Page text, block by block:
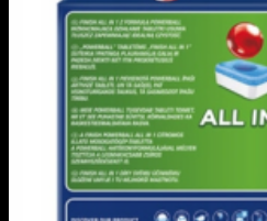
NỘI THẤT
PHỤ KIỆN TỦ BẾP – NỘI THẤT
THIẾT BỊ BẾP
THIẾT BỊ VỆ SINH
ĐỒ GIA DỤNG
Sản phẩm bán chạy
Tin tức
Liên hệ